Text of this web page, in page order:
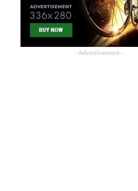
- Advertisement -